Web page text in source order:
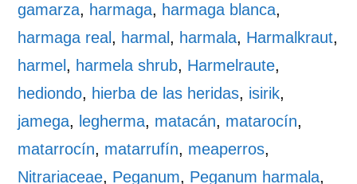
gamarza, harmaga, harmaga blanca,
harmaga real , harmal , harmala, Harmalkraut,
harmel , harmela shrub, Harmelraute,
hediondo, hierba de las heridas, isirik,
jamega, legherma, matacán, matarocín,
matarrocín, matarrufín, meaperros,
Nitrariaceae, Peganum, Peganum harmala,